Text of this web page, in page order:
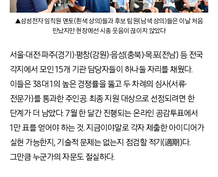
▲삼성전자 임직원 멘토(흰색 상의)들과 후보 팀원(남색 상의)들은 이날 처음
만났지만 현장에선 시종 웃음이 끊이지 않았다
서울∙대전∙파주(경기)∙평창(강원)∙음성(충북)∙목포(전남) 등 전국
각지에서 모인 15개 기관 담당자들이 하나둘 자리를 채웠다.
이들은 38대 1의 높은 경쟁률을 뚫고 두 차례의 심사(서류∙
전문가)를 통과한 주인공. 최종 지원 대상으로 선정되려면 한
단계가 더 남았다. 7월 한 달간 진행되는 온라인 공감투표에서
1만 표를 얻어야 하는 것. 지금이야말로 각자 제출한 아이디어가
실현 가능한지, 기술적 문제는 없는지 점검할 적기(適期)다.
그만큼 누군가의 자문도 절실하다.